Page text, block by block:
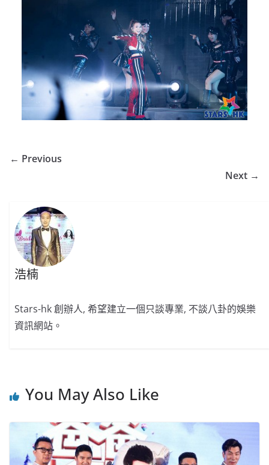
← Previous
Next →
浩楠
Stars-hk 創辦人, 希望建立一個只談專業, 不談八卦的娛樂
資訊網站。
You May Also Like